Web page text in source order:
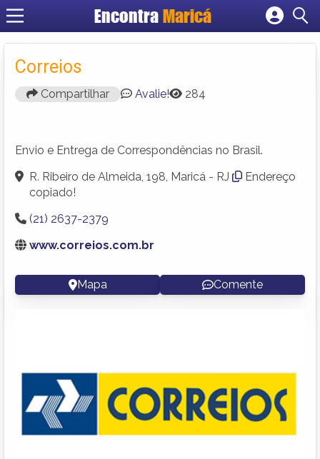
EncontraMaricá
Cadastrar empresa
Correios
Compartilhar Avalie! 284
Envio e Entrega de Correspondências no Brasil.
R. Ribeiro de Almeida, 198, Maricá - RJ
Endereço
copiado!
(21) 2637-2379
www.correios.com.br
Mapa Comente